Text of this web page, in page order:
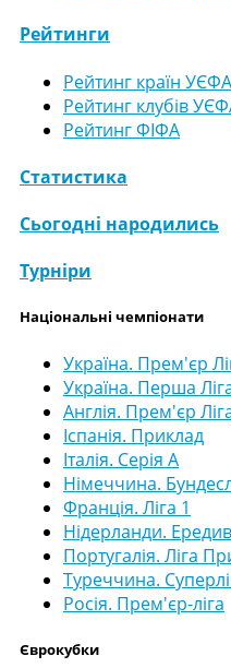
Рейтинги
Рейтинг країн УЄФА
Рейтинг клубів
Рейтинг ФІФА
Статистика
Сьогодні народились
Турніри
Національні чемпіонати
Україна. Прем'єр
Україна. Перша
Англія. Прем'єр
Іспанія. Приклад
Італія. Серія А
Німеччина.
Франція. Ліга 1
Нідерланди.
Португалія. Ліга
Туреччина.
Росія. Прем'єр-ліга
Єврокубки